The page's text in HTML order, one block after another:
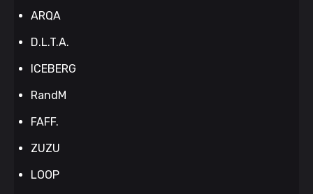
ARQA
D.L.T.A.
ICEBERG
RandM
FAFF.
ZUZU
LOOP